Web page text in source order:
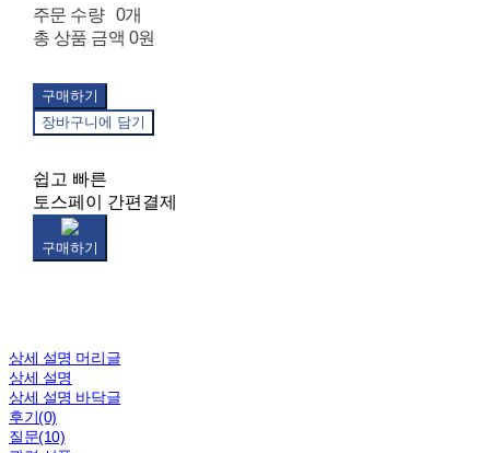
주문 수량
0개
총 상품 금액 0원
구매하기
장바구니에 담기
쉽고 빠른
토스페이 간편결제
구매하기
상세 설명 머리글
상세 설명
상세 설명 바닥글
후기(0)
질문(10)